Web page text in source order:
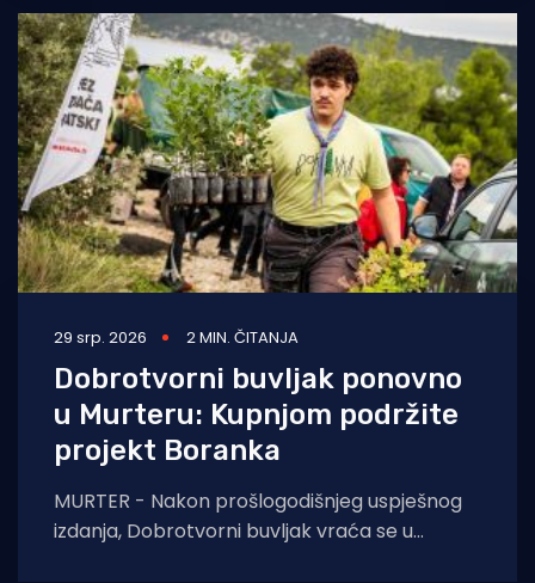
29 srp. 2026 2 MIN. ČITANJA
Dobrotvorni buvljak ponovno
u Murteru: Kupnjom podržite
projekt Boranka
MURTER - Nakon prošlogodišnjeg uspješnog
izdanja, Dobrotvorni buvljak vraća se u